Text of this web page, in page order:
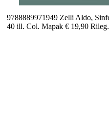
9788889971949 Zelli Aldo,
40 ill. Col. Mapak € 19,90